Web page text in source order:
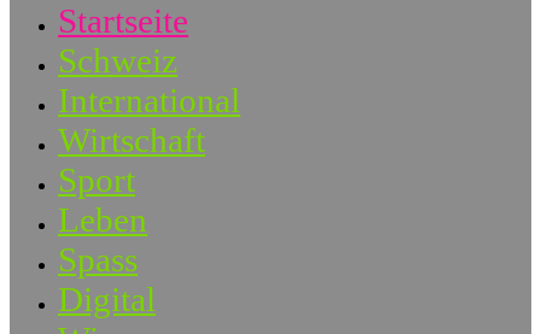
Startseite
Schweiz
International
Wirtschaft
Sport
Leben
Spass
Digital